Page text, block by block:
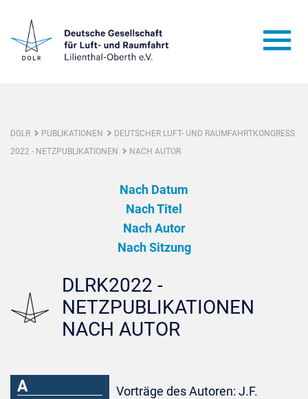
DGLR PUBLIKATIONEN
DEUTSCHER LUFT- UND RAUMFAHRTKONGRESS
2022 - NETZPUBLIKATIONEN
NACH AUTOR
Nach Datum
Nach Titel
Nach Autor
Nach Sitzung
DLRK2022 -
NETZPUBLIKATIONEN
NACH AUTOR
A
Vorträge des Autoren: J.F.